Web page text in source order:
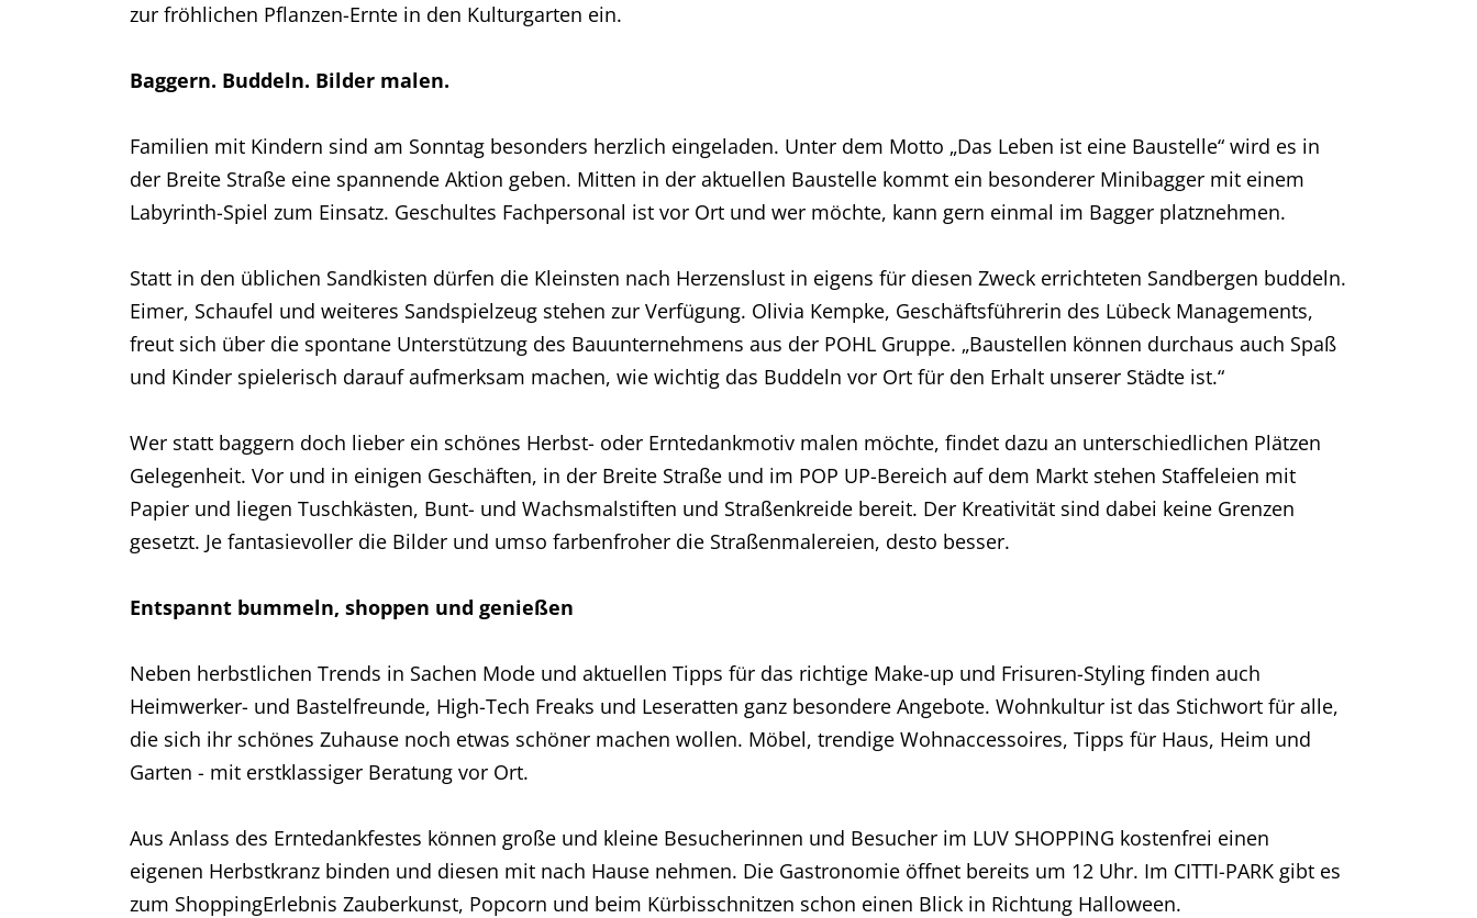
zur fröhlichen Pflanzen-Ernte in den Kulturgarten ein.
Baggern. Buddeln. Bilder malen.
Familien mit Kindern sind am Sonntag besonders herzlich eingeladen. Unter dem Motto „Das Leben ist eine Baustelle“ wird es in
der Breite Straße eine spannende Aktion geben. Mitten in der aktuellen Baustelle kommt ein besonderer Minibagger mit einem
Labyrinth-Spiel zum Einsatz. Geschultes Fachpersonal ist vor Ort und wer möchte, kann gern einmal im Bagger platznehmen.
Statt in den üblichen Sandkisten dürfen die Kleinsten nach Herzenslust in eigens für diesen Zweck errichteten Sandbergen buddeln.
Eimer, Schaufel und weiteres Sandspielzeug stehen zur Verfügung. Olivia Kempke, Geschäftsführerin des Lübeck Managements,
freut sich über die spontane Unterstützung des Bauunternehmens aus der POHL Gruppe. „Baustellen können durchaus auch Spaß
und Kinder spielerisch darauf aufmerksam machen, wie wichtig das Buddeln vor Ort für den Erhalt unserer Städte ist.“
Wer statt baggern doch lieber ein schönes Herbst- oder Erntedankmotiv malen möchte, findet dazu an unterschiedlichen Plätzen
Gelegenheit. Vor und in einigen Geschäften, in der Breite Straße und im POP UP-Bereich auf dem Markt stehen Staffeleien mit
Papier und liegen Tuschkästen, Bunt- und Wachsmalstiften und Straßenkreide bereit. Der Kreativität sind dabei keine Grenzen
gesetzt. Je fantasievoller die Bilder und umso farbenfroher die Straßenmalereien, desto besser.
Entspannt bummeln, shoppen und genießen
Neben herbstlichen Trends in Sachen Mode und aktuellen Tipps für das richtige Make-up und Frisuren-Styling finden auch
Heimwerker- und Bastelfreunde, High-Tech Freaks und Leseratten ganz besondere Angebote. Wohnkultur ist das Stichwort für alle,
die sich ihr schönes Zuhause noch etwas schöner machen wollen. Möbel, trendige Wohnaccessoires, Tipps für Haus, Heim und
Garten - mit erstklassiger Beratung vor Ort.
Aus Anlass des Erntedankfestes können große und kleine Besucherinnen und Besucher im LUV SHOPPING kostenfrei einen
eigenen Herbstkranz binden und diesen mit nach Hause nehmen. Die Gastronomie öffnet bereits um 12 Uhr. Im CITTI-PARK gibt es
zum ShoppingErlebnis Zauberkunst, Popcorn und beim Kürbisschnitzen schon einen Blick in Richtung Halloween.